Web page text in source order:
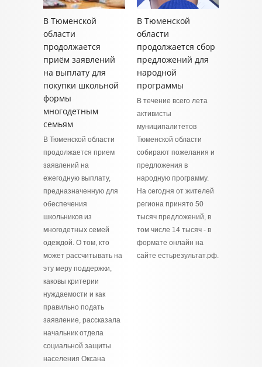
В Тюменской
области
продолжается
приём заявлений
на выплату для
покупки школьной
формы
многодетным
семьям
В Тюменской области
продолжается прием
заявлений на
ежегодную выплату,
предназначенную для
обеспечения
школьников из
многодетных семей
одеждой. О том, кто
может рассчитывать на
эту меру поддержки,
каковы критерии
нуждаемости и как
правильно подать
заявление, рассказала
начальник отдела
социальной защиты
населения Оксана
В Тюменской
области
продолжается сбор
предложений для
народной
программы
В течение всего лета
активисты
муниципалитетов
Тюменской области
собирают пожелания и
предложения в
народную программу.
На сегодня от жителей
региона принято 50
тысяч предложений, в
том числе 14 тысяч - в
формате онлайн на
сайте естьрезультат.рф.